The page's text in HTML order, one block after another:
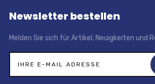
Newsletter bestellen
Melden Sie sich für Artikel, Neuigkeiten und